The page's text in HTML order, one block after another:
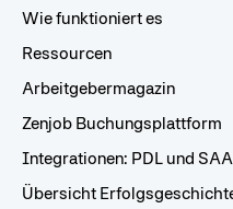
Wie funktioniert es
Ressourcen
Arbeitgebermagazin
Zenjob Buchungsplattform
Integrationen: PDL und
Übersicht